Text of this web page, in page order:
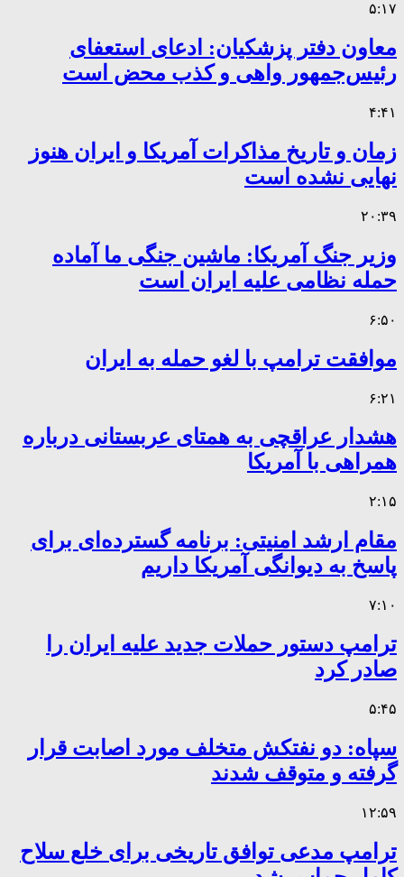
۵:۱۷
معاون دفتر پزشکیان: ادعای استعفای
رئیس‌جمهور واهی و کذب محض است
۴:۴۱
زمان و تاریخ مذاکرات آمریکا و ایران هنوز
نهایی نشده است
۲۰:۳۹
وزیر جنگ آمریکا: ماشین جنگی ما آماده
حمله نظامی علیه ایران است
۶:۵۰
موافقت ترامپ با لغو حمله به ایران
۶:۲۱
هشدار عراقچی به همتای عربستانی درباره
همراهی با آمریکا
۲:۱۵
مقام ارشد امنیتی: برنامه گسترده‌ای برای
پاسخ به دیوانگی آمریکا داریم
۷:۱۰
ترامپ دستور حملات جدید علیه ایران را
صادر کرد
۵:۴۵
سپاه: دو نفتکش متخلف مورد اصابت قرار
گرفته و متوقف شدند
۱۲:۵۹
ترامپ مدعی توافق تاریخی برای خلع سلاح